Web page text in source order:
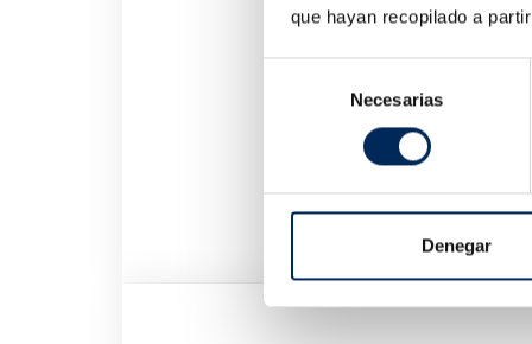
que hayan recopilado a
consentimiento
Necesarias
Denegar